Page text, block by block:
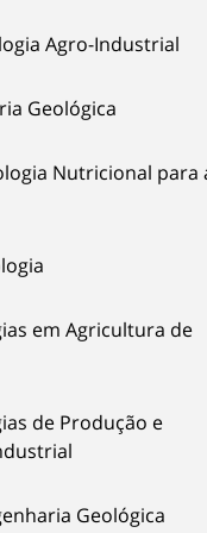
Agro-Industrial
Geológica
Nutricional para
em Agricultura de
de Produção e
Geológica